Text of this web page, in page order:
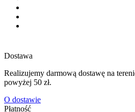
Dostawa
Realizujemy darmową dostawę na
powyżej 50 zł.
O dostawie
Płatność